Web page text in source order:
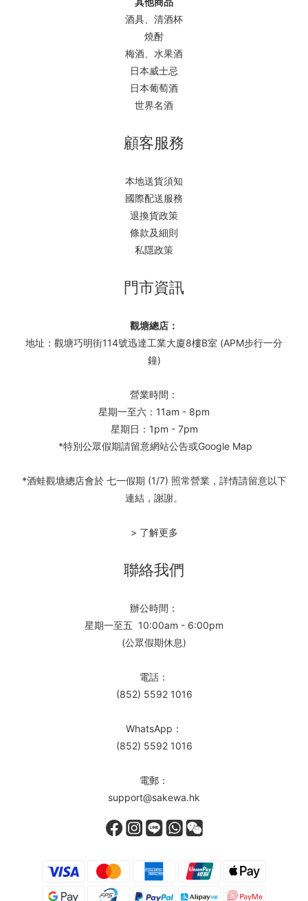
酒具、清酒杯
燒酎
梅酒、水果酒
日本威士忌
日本葡萄酒
世界名酒
顧客服務
本地送貨須知
國際配送服務
退換貨政策
條款及細則
私隱政策
門市資訊
觀塘總店：
地址：觀塘巧明街114號迅達工業大廈8樓B室 (APM步行一分
鐘)
營業時間：
星期一至六：11am - 8pm
星期日：1pm - 7pm
*特別公眾假期請留意網站公告或Google Map
*酒蛙觀塘總店會於 七一假期 (1/7) 照常營業，詳情請留意以下
連結，謝謝。
> 了解更多
聯絡我們
辦公時間：
星期一至五 10:00am - 6:00pm
(公眾假期休息)
電話：
(852) 5592 1016
WhatsApp：
(852) 5592 1016
電郵：
support@sakewa.hk